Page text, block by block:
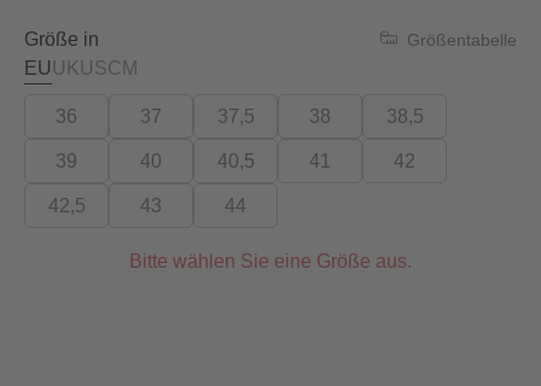
Größe in
EUUKUSCM
Größentabelle
36 37 37,5 38 38,5
39 40 40,5 41 42
42,5 43 44
Bitte wählen Sie eine Größe aus.